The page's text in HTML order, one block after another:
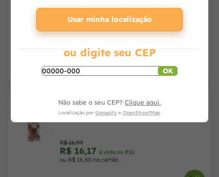
R$ 91,04
ou 3x de R$ 30,97 no cartão
Shampoo para Cães Neutro 700ml -
Powerpets
R$ 16,99
R$ 16,17 à vista no PIX
ou R$ 16,50 no cartão
Usar minha localização
ou digite seu CEP
OK
Não sabe o seu CEP? Clique aqui.
Localização por Geoapify e OpenStreetMap